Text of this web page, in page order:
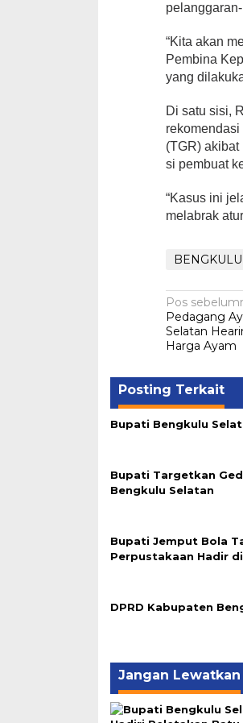
“Kita akan
Pembina
yang
Di satu sisi,
(TGR)
si pembuat
“Kasus ini
melabrak
pos
Pos
Pedagang
Selatan
Harga Ayam
Posting Terkait
Bupati Bengkulu
Bupati Targetkan
Bengkulu Selatan
Bupati Jemput Bola
Perpustakaan Hadir di
DPRD Kabupaten
Jangan Lewatkan